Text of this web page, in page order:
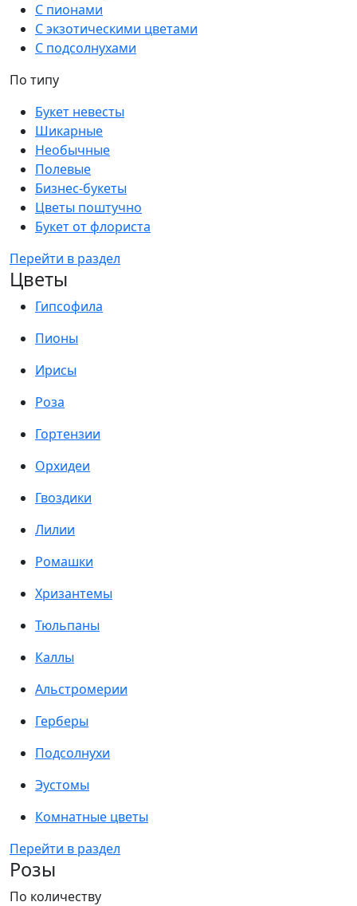
С пионами
С экзотическими цветами
С подсолнухами
По типу
Букет невесты
Шикарные
Необычные
Полевые
Бизнес-букеты
Цветы поштучно
Букет от флориста
Перейти в раздел
Цветы
Гипсофила
Пионы
Ирисы
Роза
Гортензии
Орхидеи
Гвоздики
Лилии
Ромашки
Хризантемы
Тюльпаны
Каллы
Альстромерии
Герберы
Подсолнухи
Эустомы
Комнатные цветы
Перейти в раздел
Розы
По количеству